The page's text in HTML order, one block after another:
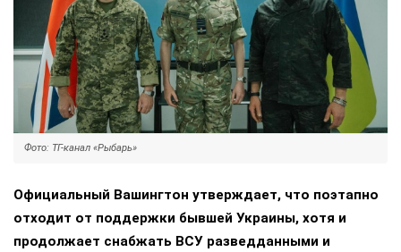
Фото: ТГ-канал «Рыбарь»
Официальный Вашингтон утверждает, что поэтапно
отходит от поддержки бывшей Украины, хотя и
продолжает снабжать ВСУ разведданными и